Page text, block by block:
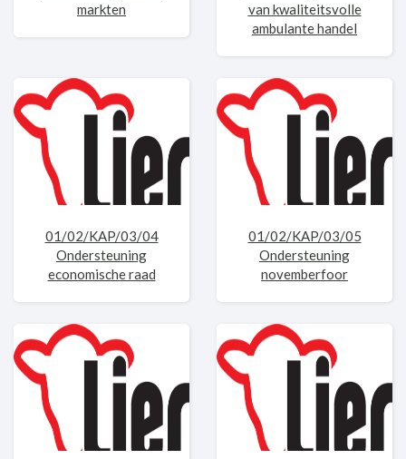
markten
van kwaliteitsvolle
ambulante handel
01/02/KAP/03/04
Ondersteuning
economische raad
01/02/KAP/03/05
Ondersteuning
novemberfoor